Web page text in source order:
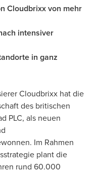
von mehr
intensiver
in ganz
Cloudbrixx hat die
des britischen
PLC, als neuen
Im Rahmen
plant die
rund 60.000